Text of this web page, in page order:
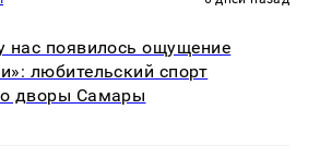
нас появилось ощущение
любительский спорт
дворы Самары